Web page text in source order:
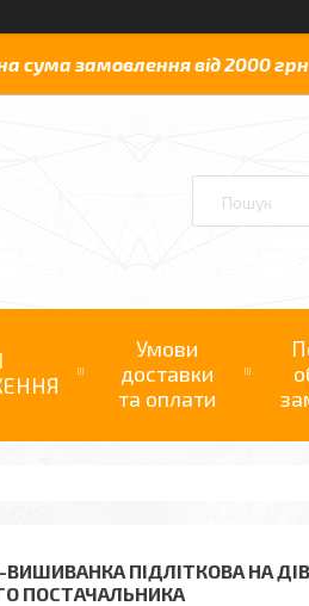
сума замовлення від 2000
Умови
доставки
та оплати
ПІДЛІТКОВА НА
ПОСТАЧАЛЬНИКА